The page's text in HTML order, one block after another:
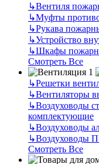
↳Вентиля
↳Муфты
↳Рукава
↳Устройство
↳Шкафы
Смотреть Все
↳Решетки
↳Вентиляторы
↳Воздуховоды
комплектующие
↳Воздуховоды
↳Воздуховоды
Смотреть Все